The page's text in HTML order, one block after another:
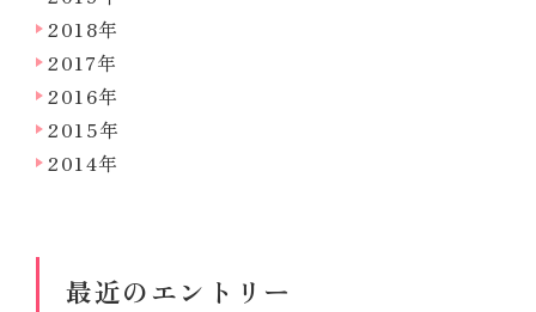
2018年
2017年
2016年
2015年
2014年
最近のエントリー